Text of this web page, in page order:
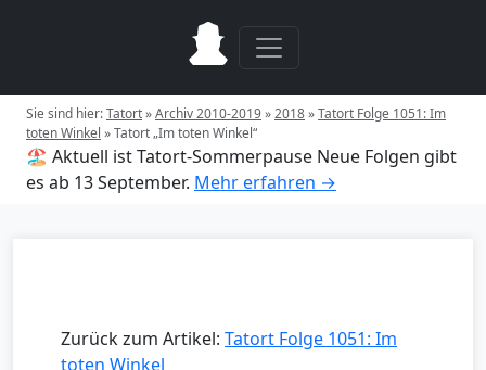
Sie sind hier:Tatort»Archiv 2010-2019»2018»Tatort Folge 1051: Im
toten Winkel »Tatort „Im toten Winkel“
🏖️ Aktuell ist Tatort-Sommerpause Neue Folgen gibt
es ab 13 September. Mehr erfahren →
Zurück zum Artikel: Tatort Folge 1051: Im
toten Winkel